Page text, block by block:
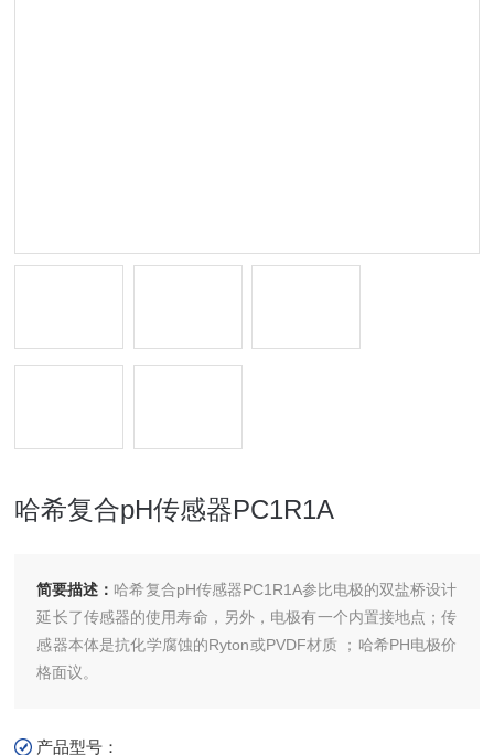
哈希复合pH传感器PC1R1A
简要描述： 哈希复合pH传感器PC1R1A参比电极的双盐桥设计
延长了传感器的使用寿命，另外，电极有一个内置接地点；传
感器本体是抗化学腐蚀的Ryton或PVDF材质 ；哈希PH电极价
格面议。
产品型号：